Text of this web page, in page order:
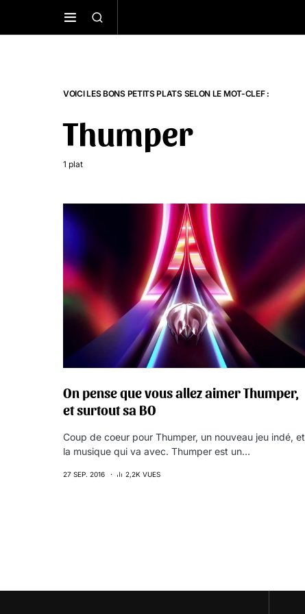
VOICI LES BONS PETITS PLATS SELON LE MOT-CLEF :
Thumper
1 plat
On pense que vous allez aimer Thumper,
et surtout sa BO
Coup de coeur pour Thumper, un nouveau jeu indé, et
la musique qui va avec. Thumper est un…
27 SEP. 2016 2,2K VUES